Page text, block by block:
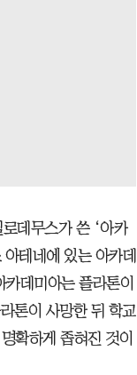
데무스가 쓴 ‘아카
테네에 있는 아카데
데미아는 플라톤이
톤이 사망한 뒤 학교
확하게 좁혀진 것이